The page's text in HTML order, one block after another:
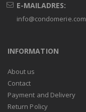
E-MAILADRES:
info@condomerie.com
INFORMATION
About us
Contact
Payment and Delivery
Return Policy